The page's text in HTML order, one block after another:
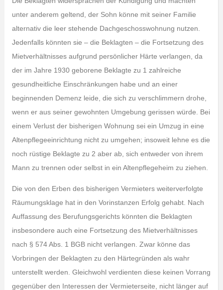
unter anderem geltend, der Sohn könne mit seiner Familie
alternativ die leer stehende Dachgeschosswohnung nutzen.
Jedenfalls könnten sie – die Beklagten – die Fortsetzung des
Mietverhältnisses aufgrund persönlicher Härte verlangen, da
der im Jahre 1930 geborene Beklagte zu 1 zahlreiche
gesundheitliche Einschränkungen habe und an einer
beginnenden Demenz leide, die sich zu verschlimmern drohe,
wenn er aus seiner gewohnten Umgebung gerissen würde. Bei
einem Verlust der bisherigen Wohnung sei ein Umzug in eine
Altenpflegeeinrichtung nicht zu umgehen; insoweit lehne es die
noch rüstige Beklagte zu 2 aber ab, sich entweder von ihrem
Mann zu trennen oder selbst in ein Altenpflegeheim zu ziehen.
Die von den Erben des bisherigen Vermieters weiterverfolgte
Räumungsklage hat in den Vorinstanzen Erfolg gehabt. Nach
Auffassung des Berufungsgerichts könnten die Beklagten
insbesondere auch eine Fortsetzung des Mietverhältnisses
nach § 574 Abs. 1 BGB nicht verlangen. Zwar könne das
Vorbringen der Beklagten zu den Härtegründen als wahr
unterstellt werden. Gleichwohl verdienten diese keinen Vorrang
gegenüber den Interessen der Vermieterseite, nicht länger auf